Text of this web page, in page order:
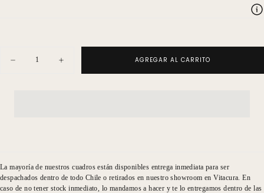
Disminuir
Aumentar
cantidad
AGREGAR AL CARRITO
La mayoría de nuestros cuadros están disponibles entrega inmediata para ser
despachados dentro de todo Chile o retirados en nuestro showroom en Vitacura. En
caso de no tener stock inmediato, lo mandamos a hacer y te lo entregamos dentro de las